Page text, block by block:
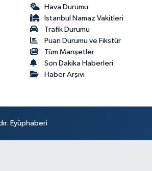
Hava Durumu
İstanbul Namaz Vakitleri
Trafik Durumu
Puan Durumu ve Fikstür
Tüm Manşetler
Son Dakika Haberleri
Haber Arşivi
Eyüphaberi